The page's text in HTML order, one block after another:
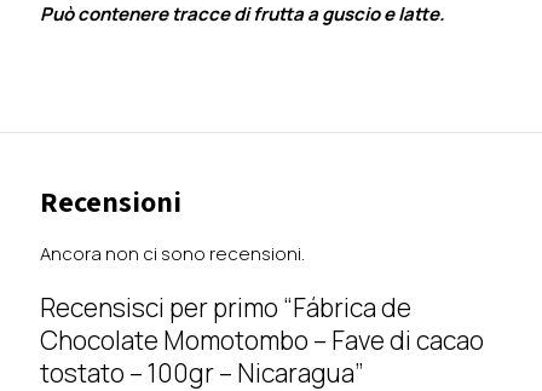
Può contenere tracce di frutta a guscio e latte.
Recensioni
Ancora non ci sono recensioni.
Recensisci per primo “Fábrica de
Chocolate Momotombo – Fave di cacao
tostato – 100gr – Nicaragua”